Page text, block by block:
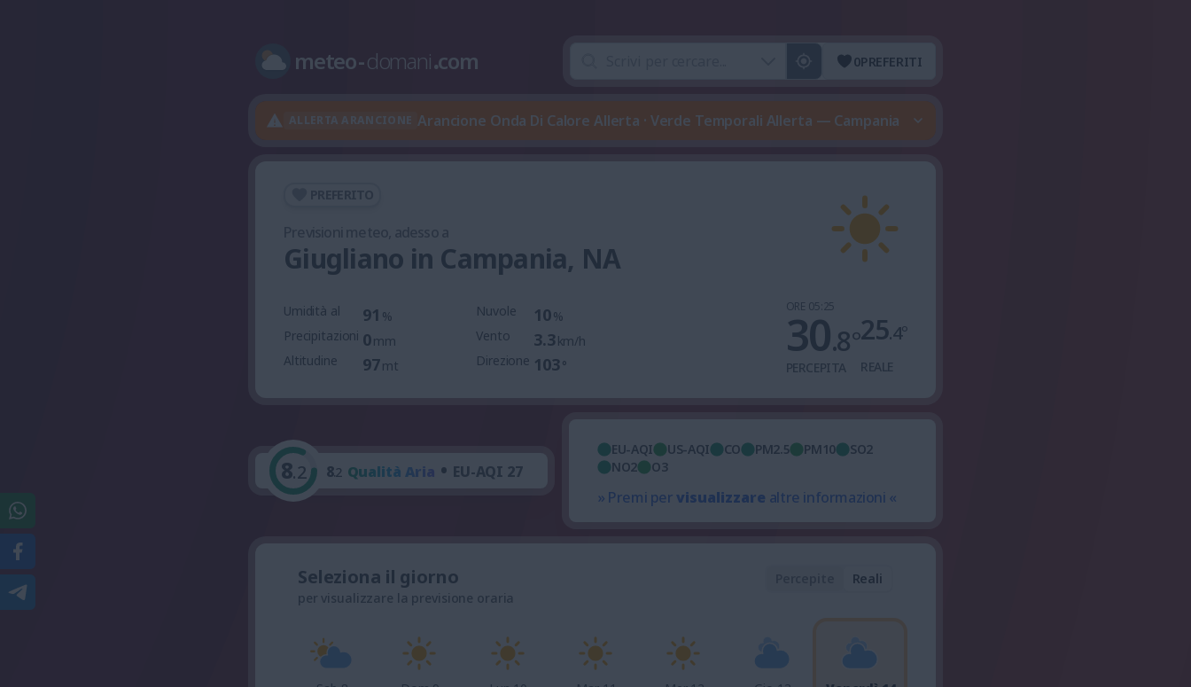
meteo-domani.com 0PREFERITI
ALLERTA ARANCIONE Arancione Onda Di Calore Allerta · Verde Temporali Allerta — Campania
Giugliano in Campania, NA
Umidità al 91 %
Precipitazioni 0mm
Altitudine
97mt
Nuvole 10%
Vento
3.3 km/h
Direzione 103 °
ORE 05:25
30.8°
PERCEPITA
25.4°
REALE
8.2 8.2 Qualità Aria • EU-AQI 27
EU-AQI US-AQI CO PM2.5 PM10
SO2
NO2
O3
» Premi pervisualizzare altre informazioni «
Seleziona il giorno
per visualizzare la previsione oraria
Reali